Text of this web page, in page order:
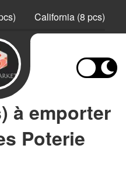
California (8 pcs)
à emporter
Poterie